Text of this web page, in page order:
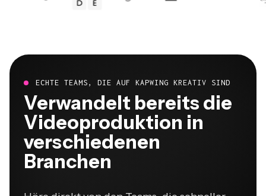
Verwandelt bereits die
Videoproduktion in
verschiedenen
Branchen